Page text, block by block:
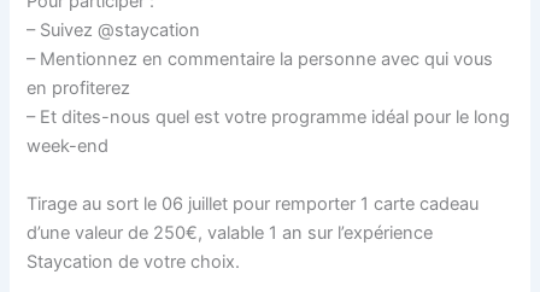
– Suivez @staycation
– Mentionnez en commentaire la personne avec qui vous
en profiterez
– Et dites-nous quel est votre programme idéal pour le long
week-end
Tirage au sort le 06 juillet pour remporter 1 carte cadeau
d’une valeur de 250€, valable 1 an sur l’expérience
Staycation de votre choix.